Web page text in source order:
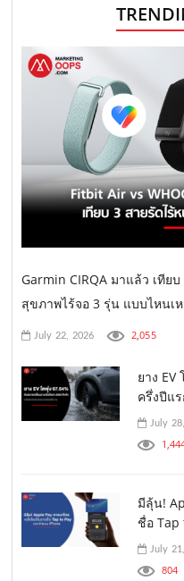
Garmin CIRQA มาแล้ว เทีย
สุขภาพไร้จอ 3 รุ่น แบบไหนเ
July 22, 2026 2,055
ยาง
ครึ่งปีแ
July
มีลุ้น!
ชื่อ Tap
July
804